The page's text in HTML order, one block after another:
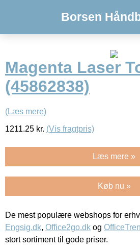
Borsen
Magenta Laser
(45862838)
(Læs mere)
1211.25 kr. (Vis fragtpris)
Læs mere »
Køb nu »
De mest populære webshops for
Engsig.dk, Office2go.dk og
stort sortiment til gode priser.